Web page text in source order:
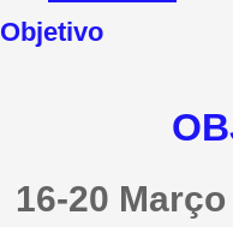
Objetivo
16-20